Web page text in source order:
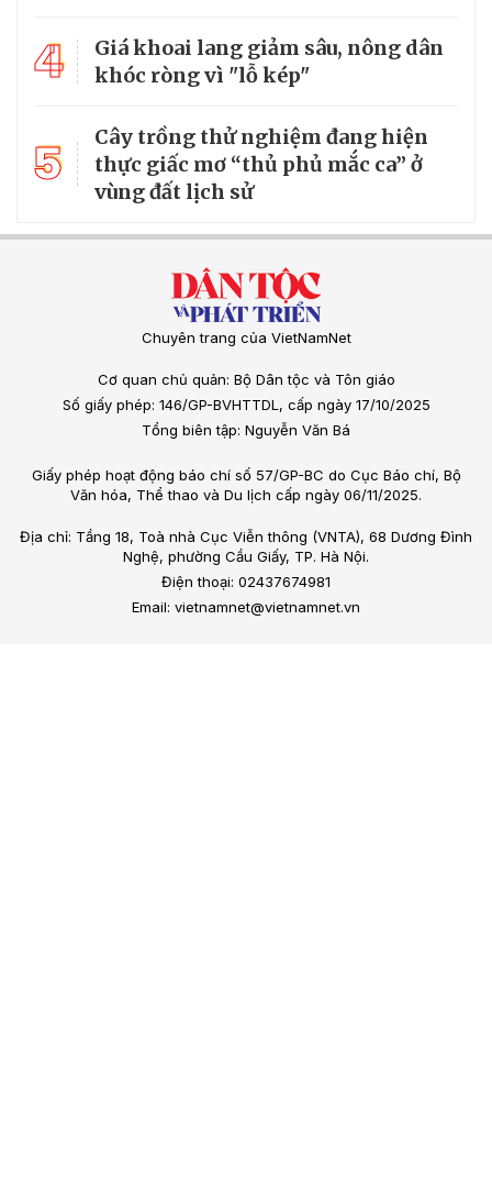
4
Giá khoai lang giảm sâu, nông dân
khóc ròng vì "lỗ kép"
5
Cây trồng thử nghiệm đang hiện
thực giấc mơ “thủ phủ mắc ca” ở
vùng đất lịch sử
Chuyên trang của VietNamNet
Cơ quan chủ quản: Bộ Dân tộc và Tôn giáo
Số giấy phép: 146/GP-BVHTTDL, cấp ngày 17/10/2025
Tổng biên tập: Nguyễn Văn Bá
Giấy phép hoạt động báo chí số 57/GP-BC do Cục Báo chí, Bộ
Văn hóa, Thể thao và Du lịch cấp ngày 06/11/2025.
Địa chỉ: Tầng 18, Toà nhà Cục Viễn thông (VNTA), 68 Dương Đình
Nghệ, phường Cầu Giấy, TP. Hà Nội.
Điện thoại: 02437674981
Email: vietnamnet@vietnamnet.vn